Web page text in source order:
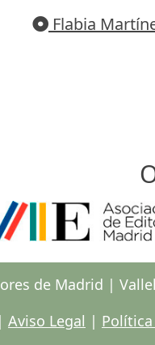
Flabia
de Madrid |
| Aviso Legal |